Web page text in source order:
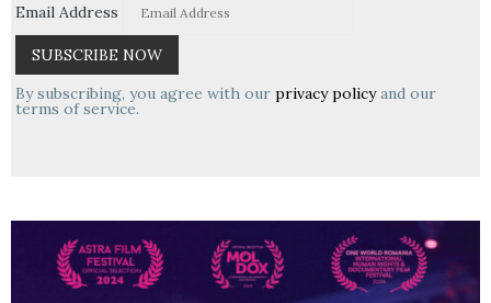
Email Address
By subscribing, you agree with our privacy policyand our
terms of service.